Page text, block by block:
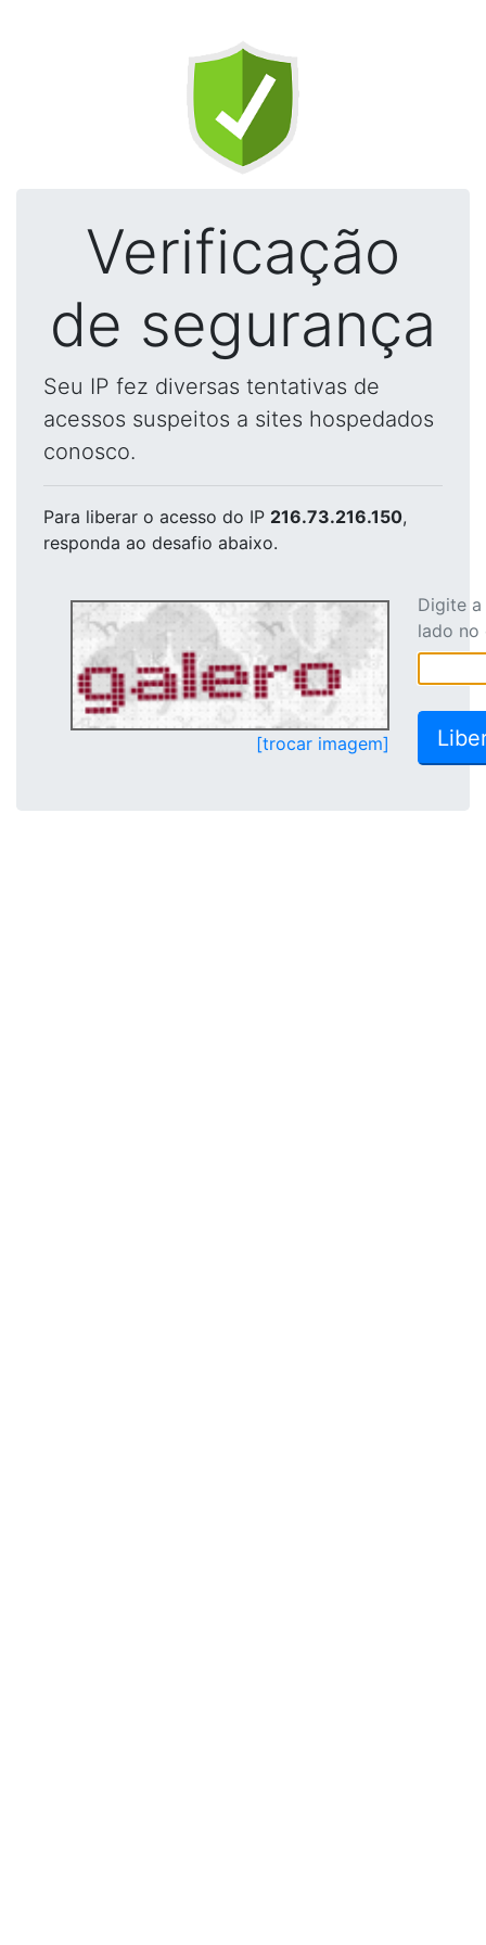
Verificação
de segurança
Seu IP fez diversas tentativas de
acessos suspeitos a sites hospedados
conosco.
Para liberar o acesso do IP 216.73.216.150,
responda ao desafio abaixo.
[trocar imagem]
Digite
lado no